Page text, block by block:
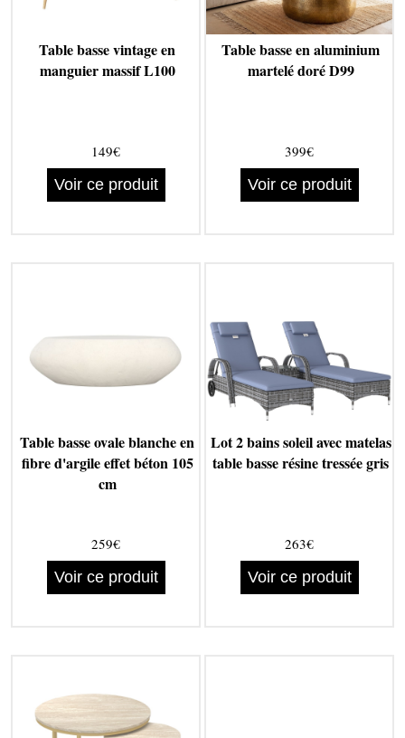
Table basse vintage en
manguier massif L100
149€
Voir ce produit
Table basse en aluminium
martelé doré D99
399€
Voir ce produit
Table basse ovale blanche en
fibre d'argile effet béton 105
cm
259€
Voir ce produit
Lot 2 bains soleil avec matelas
table basse résine tressée gris
263€
Voir ce produit